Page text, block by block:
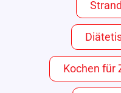
Kochen für